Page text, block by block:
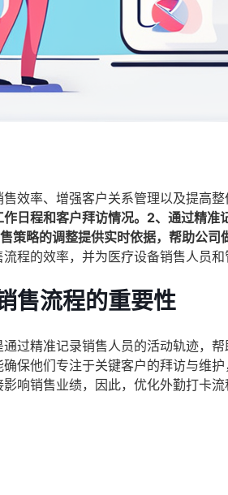
效率、增强客户关系管理以及提高整
日程和客户拜访情况。2、通过精准
略的调整提供实时依据，帮助公司
程的效率，并为医疗设备销售人员和
售流程的重要性
过精准记录销售人员的活动轨迹，帮
保他们专注于关键客户的拜访与维
响销售业绩，因此，优化外勤打卡流